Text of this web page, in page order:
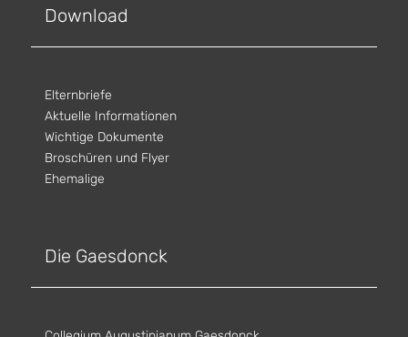
Download
Elternbriefe
Aktuelle Informationen
Wichtige Dokumente
Broschüren und Flyer
Ehemalige
Die Gaesdonck